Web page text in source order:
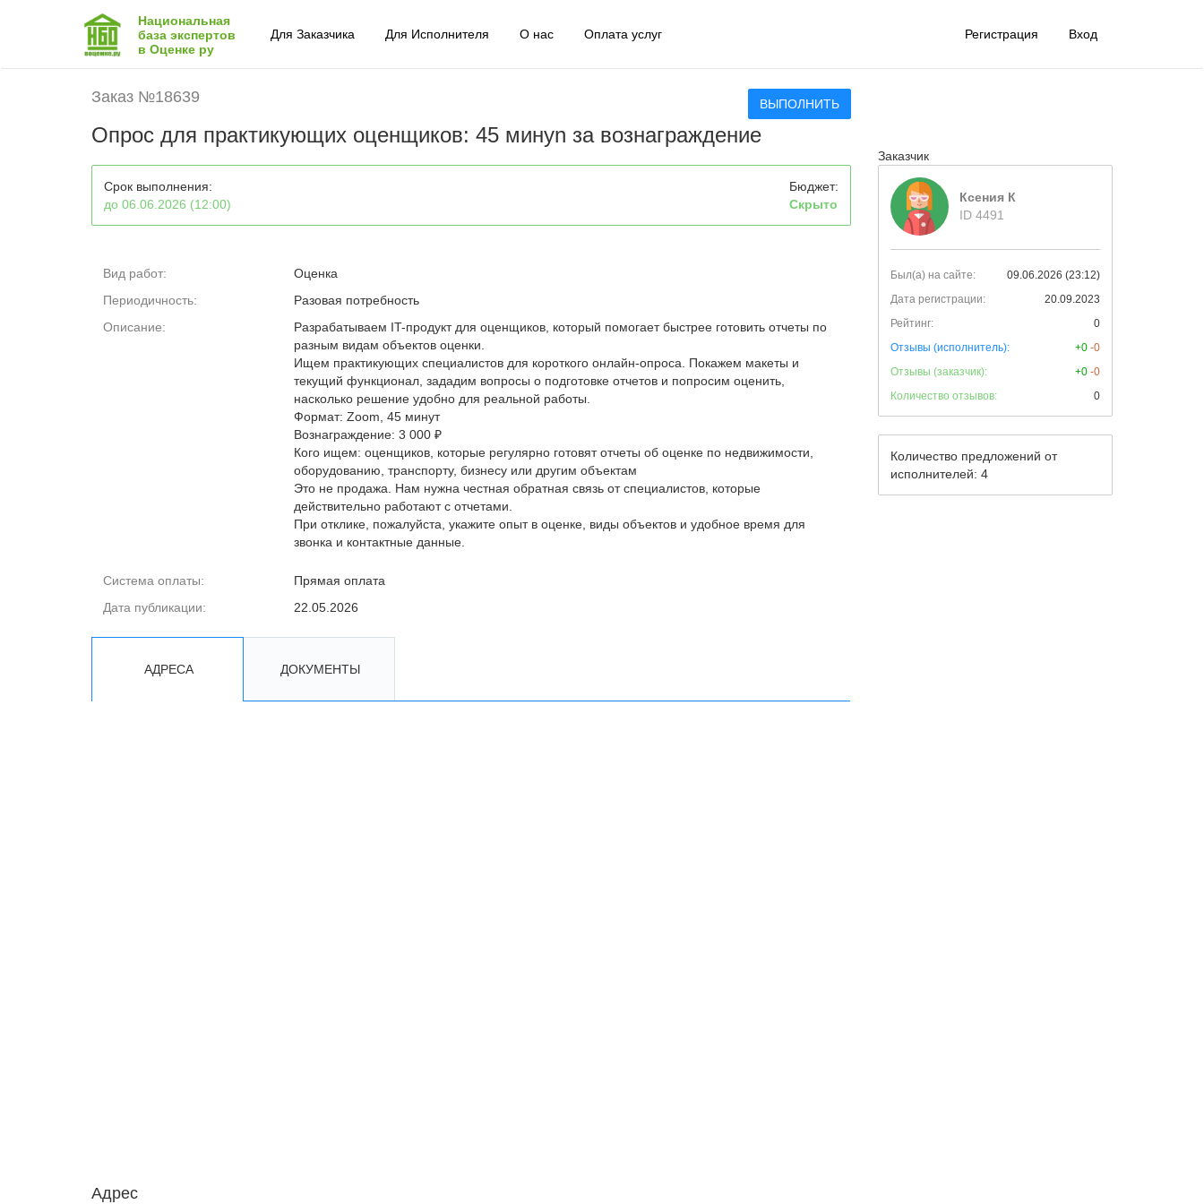
Национальная
база экспертов
в Оценке ру
Для Заказчика Для Исполнителя О нас Оплата услуг Регистрация Вход
Заказ №18639 ВЫПОЛНИТЬ
Опрос для практикующих оценщиков: 45 минуn за вознаграждение
Срок выполнения:
до 06.06.2026 (12:00)
Бюджет:
Скрыто
Вид работ:
Оценка
Периодичность:
Разовая потребность
Описание:
Разрабатываем IT-продукт для оценщиков, который помогает быстрее готовить отчеты по
разным видам объектов оценки.
Ищем практикующих специалистов для короткого онлайн-опроса. Покажем макеты и
текущий функционал, зададим вопросы о подготовке отчетов и попросим оценить,
насколько решение удобно для реальной работы.
Формат: Zoom, 45 минут
Вознаграждение: 3 000 ₽
Кого ищем: оценщиков, которые регулярно готовят отчеты об оценке по недвижимости,
оборудованию, транспорту, бизнесу или другим объектам
Это не продажа. Нам нужна честная обратная связь от специалистов, которые
действительно работают с отчетами.
При отклике, пожалуйста, укажите опыт в оценке, виды объектов и удобное время для
звонка и контактные данные.
Система оплаты:
Прямая оплата
Дата публикации:
22.05.2026
АДРЕСА ДОКУМЕНТЫ
Адрес
Заказчик
Ксения К
ID 4491
Был(а) на сайте:
09.06.2026 (23:12)
Дата регистрации:
20.09.2023
Рейтинг:
0
Отзывы (исполнитель):
+0 -0
Отзывы (заказчик):
+0 -0
Количество отзывов:
0
Количество предложений от
исполнителей: 4